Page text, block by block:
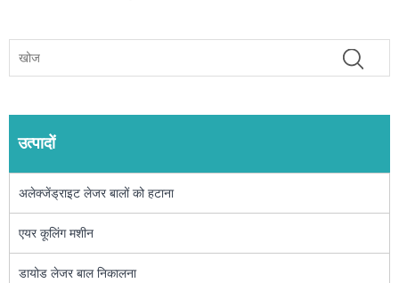
उत्पादों
अलेक्जेंड्राइट लेजर बालों को हटाना
एयर कूलिंग मशीन
डायोड लेजर बाल निकालना